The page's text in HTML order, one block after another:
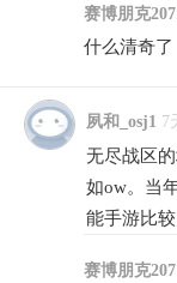
赛博朋克
什么清奇了
夙和_osj1 7
无尽战区
如ow。当
能手游比
赛博朋克